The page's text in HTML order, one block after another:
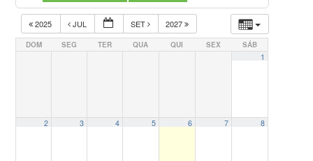
2025 JUL SET 2027
DOM SEG TER QUA QUI SEX SÁB
1
2 3 4 5 6 7 8